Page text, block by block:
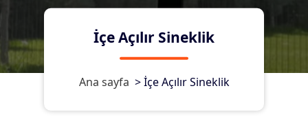
İçe Açılır Sineklik
Ana sayfa >İçe Açılır Sineklik